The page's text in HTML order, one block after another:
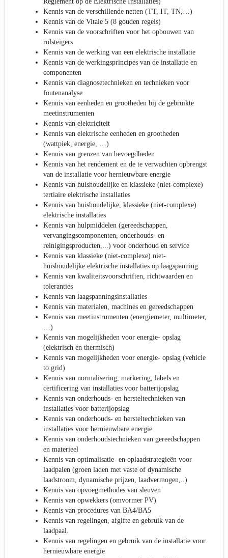
Kennis van de verschillende netten (TT, IT, TN,…)
Kennis van de Vitale 5 (8 gouden regels)
Kennis van de voorschriften voor het opbouwen van
rolsteigers
Kennis van de werking van een elektrische installatie
Kennis van de werkingsprincipes van de installatie en
componenten
Kennis van diagnosetechnieken en technieken voor
foutenanalyse
Kennis van eenheden en grootheden bij de gebruikte
meetinstrumenten
Kennis van elektriciteit
Kennis van elektrische eenheden en grootheden
(wattpiek, energie, …)
Kennis van grenzen van bevoegdheden
Kennis van het rendement en de te verwachten opbrengst
van de installatie voor hernieuwbare energie
Kennis van huishoudelijke en klassieke (niet-complexe)
tertiaire elektrische installaties
Kennis van huishoudelijke, klassieke (niet-complexe)
elektrische installaties
Kennis van hulpmiddelen (gereedschappen,
vervangingscomponenten, onderhouds- en
reinigingsproducten,...) voor onderhoud en service
Kennis van klassieke (niet-complexe) niet-
huishoudelijke elektrische installaties op laagspanning
Kennis van kwaliteitsvoorschriften, richtwaarden en
toleranties
Kennis van laagspanningsinstallaties
Kennis van materialen, machines en gereedschappen
Kennis van meetinstrumenten (energiemeter, multimeter,
…)
Kennis van mogelijkheden voor energie- opslag
(elektrisch en thermisch)
Kennis van mogelijkheden voor energie- opslag (vehicle
to grid)
Kennis van normalisering, markering, labels en
certificering van installaties voor batterijopslag
Kennis van onderhouds- en hersteltechnieken van
installaties voor batterijopslag
Kennis van onderhouds- en hersteltechnieken van
installaties voor hernieuwbare energie
Kennis van onderhoudstechnieken van gereedschappen
en materieel
Kennis van optimalisatie- en oplaadstrategieën voor
laadpalen (groen laden met vaste of dynamische
laadstroom, dynamische prijzen, laadvermogen,..)
Kennis van opvoegmethodes van sleuven
Kennis van opwekkers (omvormer PV)
Kennis van procedures van BA4/BA5
Kennis van regelingen, afgifte en gebruik van de
laadpaal.
Kennis van regelingen en gebruik van de installatie voor
hernieuwbare energie